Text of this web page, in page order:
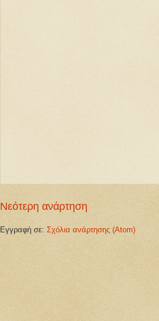
Νεότερη ανάρτηση
Εγγραφή σε: Σχόλια ανάρτησης (Atom)